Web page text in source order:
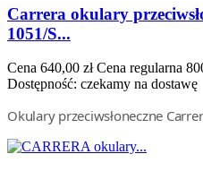
Carrera okulary
1051/S...
Cena 640,00 zł Cena regularna
Dostępność: czekamy na dostawę
Okulary przeciwsłoneczne